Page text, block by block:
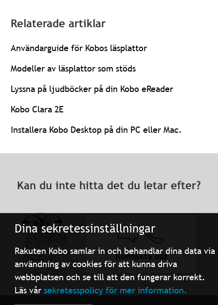
Dina sekretessinställningar
Rakuten Kobo samlar in och behandlar dina data via
användning av cookies för att kunna driva
webbplatsen och se till att den fungerar korrekt.
Läs vårsekretesspolicy för mer information.
Relaterade artiklar
Användarguide för Kobos läsplattor
Modeller av läsplattor som stöds
Lyssna på ljudböcker på din Kobo eReader
Kobo Clara 2E
Installera Kobo Desktop på din PC eller Mac.
Kan du inte hitta det du letar efter?
Kontakta oss